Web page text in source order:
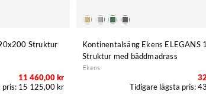
Struktur
11 460,00 kr
15 125,00 kr
Kontinentalsäng Ekens ELEGANS
Struktur med bäddmadrass
Ekens